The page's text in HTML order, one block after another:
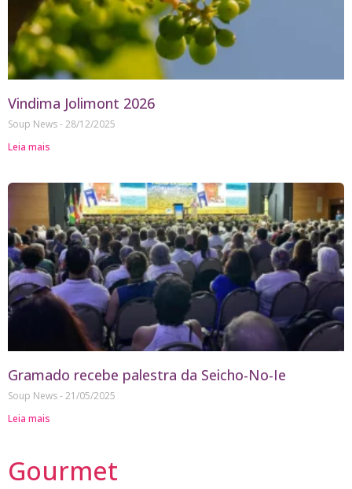
Vindima Jolimont 2026
Soup News 28/12/2025
Leia mais
Gramado recebe palestra da Seicho-No-Ie
Soup News 21/05/2025
Leia mais
Gourmet